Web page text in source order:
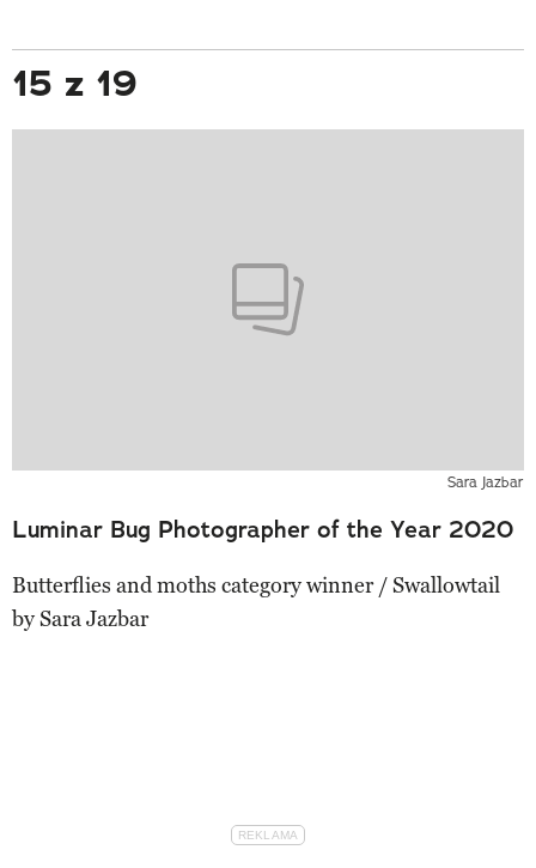
15 z 19
Sara Jazbar
Luminar Bug Photographer of the Year 2020
Butterflies and moths category winner / Swallowtail
by Sara Jazbar